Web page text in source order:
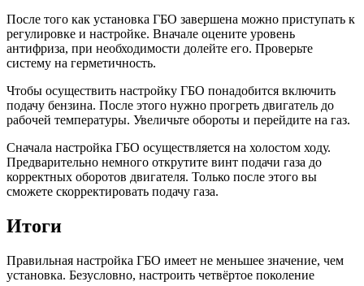
После того как установка ГБО завершена можно приступать к
регулировке и настройке. Вначале оцените уровень
антифриза, при необходимости долейте его. Проверьте
систему на герметичность.
Чтобы осуществить настройку ГБО понадобится включить
подачу бензина. После этого нужно прогреть двигатель до
рабочей температуры. Увеличьте обороты и перейдите на газ.
Сначала настройка ГБО осуществляется на холостом ходу.
Предварительно немного открутите винт подачи газа до
корректных оборотов двигателя. Только после этого вы
сможете скорректировать подачу газа.
Итоги
Правильная настройка ГБО имеет не меньшее значение, чем
установка. Безусловно, настроить четвёртое поколение